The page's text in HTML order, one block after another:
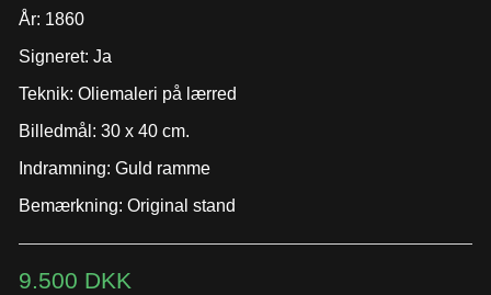
År: 1860
Signeret: Ja
Teknik: Oliemaleri på lærred
Billedmål: 30 x 40 cm.
Indramning: Guld ramme
Bemærkning: Original stand
9.500 DKK